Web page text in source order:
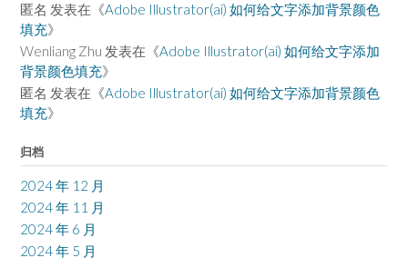
匿名 发表在《Adobe Illustrator(ai) 如何给文字添加背景颜色
填充》
Wenliang Zhu 发表在《Adobe Illustrator(ai) 如何给文字添加
背景颜色填充》
匿名 发表在《Adobe Illustrator(ai) 如何给文字添加背景颜色
填充》
归档
2024 年 12 月
2024 年 11 月
2024 年 6 月
2024 年 5 月